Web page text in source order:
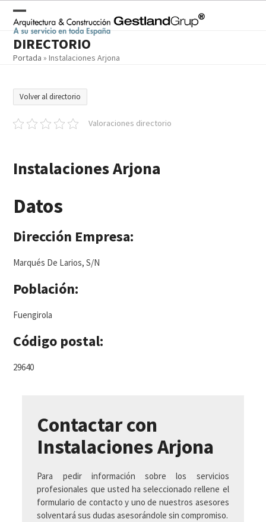
contentOpen
mobile
menu
Close
mobile
menu
DIRECTORIO
Portada »Instalaciones Arjona
Volver al directorio
Valoraciones directorio
Instalaciones Arjona
Datos
Dirección Empresa:
Marqués De Larios, S/N
Población:
Fuengirola
Código postal:
29640
Contactar con
Instalaciones Arjona
Para pedir información sobre los servicios
profesionales que usted ha seleccionado rellene el
formulario de contacto y uno de nuestros asesores
solventará sus dudas asesorándole sin compromiso.